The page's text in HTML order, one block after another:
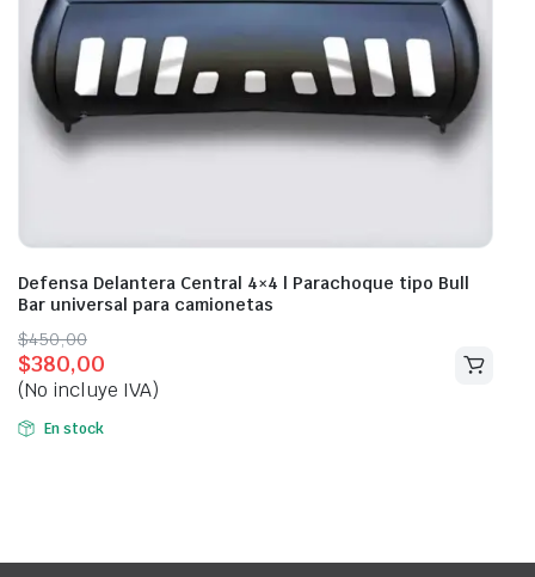
Defensa Delantera Central 4×4 | Parachoque tipo Bull
Bar universal para camionetas
$450,00
Original
price
was:
$450,00.
$380,00
Current
price
is:
$380,00.
(No incluye IVA)
En stock